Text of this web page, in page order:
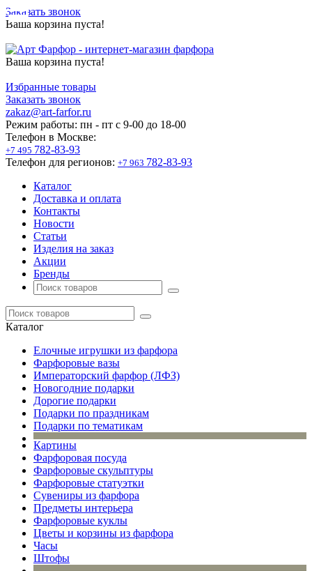
Заказать звонок
Ваша корзина пуста!
Ваша корзина пуста!
Избранные товары
Заказать звонок
zakaz@art-farfor.ru
Режим работы: пн - пт c 9-00 до 18-00
Телефон в Москве:
+7 495 782-83-93
Телефон для регионов: +7 963 782-83-93
Каталог
Доставка и оплата
Контакты
Новости
Статьи
Изделия на заказ
Акции
Бренды
Каталог
Елочные игрушки из фарфора
Фарфоровые вазы
Императорский фарфор (ЛФЗ)
Новогодние подарки
Дорогие подарки
Подарки по праздникам
Подарки по тематикам
Картины
Фарфоровая посуда
Фарфоровые скульптуры
Фарфоровые статуэтки
Сувениры из фарфора
Предметы интерьера
Фарфоровые куклы
Цветы и корзины из фарфора
Часы
Штофы